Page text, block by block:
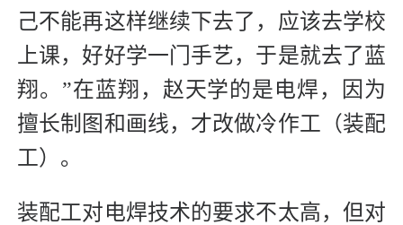
己不能再这样继续下去了，应该去学校
上课，好好学一门手艺，于是就去了蓝
翔。”在蓝翔，赵天学的是电焊，因为
擅长制图和画线，才改做冷作工（装配
工）。
装配工对电焊技术的要求不太高，但对